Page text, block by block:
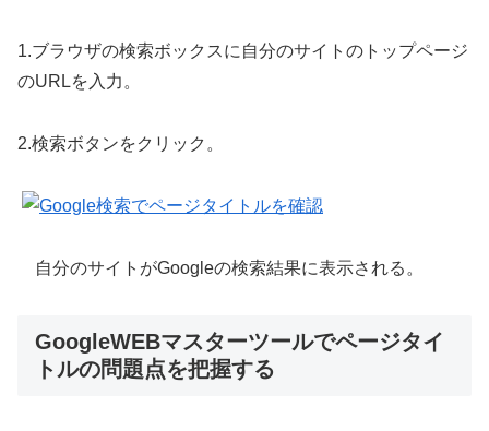
1.ブラウザの検索ボックスに自分のサイトのトップページ
のURLを入力。
2.検索ボタンをクリック。
自分のサイトがGoogleの検索結果に表示される。
GoogleWEBマスターツールでページタイ
トルの問題点を把握する